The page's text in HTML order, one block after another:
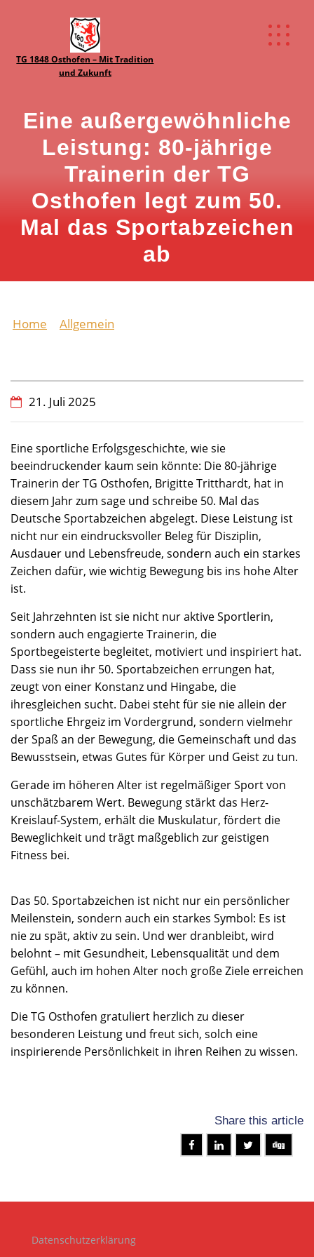
TG 1848 Osthofen – Mit Tradition
und Zukunft
Eine außergewöhnliche
Leistung: 80-jährige
Trainerin der TG
Osthofen legt zum 50.
Mal das Sportabzeichen
ab
Home Allgemein
21. Juli 2025
Eine sportliche Erfolgsgeschichte, wie sie
beeindruckender kaum sein könnte: Die 80-jährige
Trainerin der TG Osthofen, Brigitte Tritthardt, hat in
diesem Jahr zum sage und schreibe 50. Mal das
Deutsche Sportabzeichen abgelegt. Diese Leistung ist
nicht nur ein eindrucksvoller Beleg für Disziplin,
Ausdauer und Lebensfreude, sondern auch ein starkes
Zeichen dafür, wie wichtig Bewegung bis ins hohe Alter
ist.
Seit Jahrzehnten ist sie nicht nur aktive Sportlerin,
sondern auch engagierte Trainerin, die
Sportbegeisterte begleitet, motiviert und inspiriert hat.
Dass sie nun ihr 50. Sportabzeichen errungen hat,
zeugt von einer Konstanz und Hingabe, die
ihresgleichen sucht. Dabei steht für sie nie allein der
sportliche Ehrgeiz im Vordergrund, sondern vielmehr
der Spaß an der Bewegung, die Gemeinschaft und das
Bewusstsein, etwas Gutes für Körper und Geist zu tun.
Gerade im höheren Alter ist regelmäßiger Sport von
unschätzbarem Wert. Bewegung stärkt das Herz-
Kreislauf-System, erhält die Muskulatur, fördert die
Beweglichkeit und trägt maßgeblich zur geistigen
Fitness bei.
Das 50. Sportabzeichen ist nicht nur ein persönlicher
Meilenstein, sondern auch ein starkes Symbol: Es ist
nie zu spät, aktiv zu sein. Und wer dranbleibt, wird
belohnt – mit Gesundheit, Lebensqualität und dem
Gefühl, auch im hohen Alter noch große Ziele erreichen
zu können.
Die TG Osthofen gratuliert herzlich zu dieser
besonderen Leistung und freut sich, solch eine
inspirierende Persönlichkeit in ihren Reihen zu wissen.
Share this article
Datenschutzerklärung